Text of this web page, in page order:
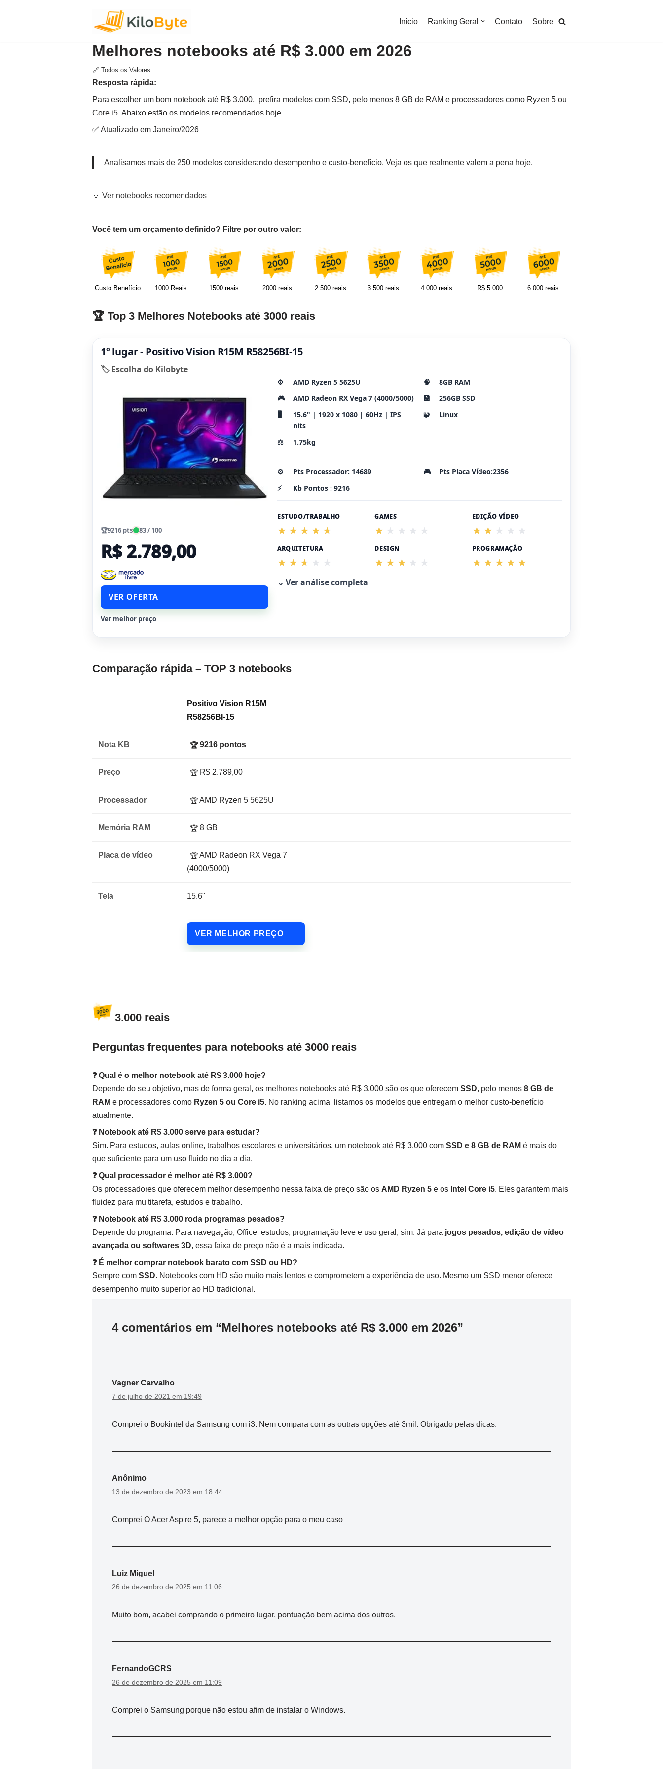
Início Ranking Geral Contato Sobre
Melhores notebooks até R$ 3.000 em 2026
🔗 Todos os Valores
Resposta rápida:
Para escolher um bom notebook até R$ 3.000, prefira modelos com SSD, pelo menos 8 GB de RAM e processadores como Ryzen 5 ou
Core i5. Abaixo estão os modelos recomendados hoje.
✅ Atualizado em Janeiro/2026
Analisamos mais de 250 modelos considerando desempenho e custo-benefício. Veja os que realmente valem a pena hoje.
🔽 Ver notebooks recomendados
Você tem um orçamento definido? Filtre por outro valor:
Custo Benefício 1000 Reais 1500 reais 2000 reais 2.500 reais 3.500 reais 4.000 reais R$ 5.000 6.000 reais
🏆 Top 3 Melhores Notebooks até 3000 reais
1º lugar - Positivo Vision R15M R58256BI-15
🏷️ Escolha do Kilobyte
🏆9216 pts 83 / 100
R$ 2.789,00
VER OFERTA
Ver melhor preço
⚙️ AMD Ryzen 5 5625U 🧠
8GB RAM
🎮
AMD Radeon RX Vega 7 (4000/5000) 💾
256GB SSD
🖥️
15.6" | 1920 x 1080 | 60Hz | IPS |
nits
🧩 Linux
⚖️ 1.75kg
⚙️ Pts Processador: 14689 🎮
Pts Placa Vídeo:2356
⚡
Kb Pontos : 9216
ESTUDO/TRABALHO GAMES EDIÇÃO VÍDEO
ARQUITETURA DESIGN PROGRAMAÇÃO
⌄ Ver análise completa
Comparação rápida – TOP 3 notebooks
Positivo Vision R15M
R58256BI-15
Nota KB 🏆9216 pontos
Preço 🏆 R$ 2.789,00
Processador 🏆AMD Ryzen 5 5625U
Memória RAM 🏆 8 GB
Placa de vídeo 🏆AMD Radeon RX Vega 7
(4000/5000)
Tela 15.6"
VER MELHOR PREÇO
3.000 reais
Perguntas frequentes para notebooks até 3000 reais
❓ Qual é o melhor notebook até R$ 3.000 hoje?
Depende do seu objetivo, mas de forma geral, os melhores notebooks até R$ 3.000 são os que oferecem SSD, pelo menos 8 GB de
RAM e processadores como Ryzen 5 ou Core i5. No ranking acima, listamos os modelos que entregam o melhor custo-benefício
atualmente.
❓ Notebook até R$ 3.000 serve para estudar?
Sim. Para estudos, aulas online, trabalhos escolares e universitários, um notebook até R$ 3.000 com SSD e 8 GB de RAM é mais do
que suficiente para um uso fluido no dia a dia.
❓ Qual processador é melhor até R$ 3.000?
Os processadores que oferecem melhor desempenho nessa faixa de preço são os AMD Ryzen 5 e os Intel Core i5. Eles garantem mais
fluidez para multitarefa, estudos e trabalho.
❓ Notebook até R$ 3.000 roda programas pesados?
Depende do programa. Para navegação, Office, estudos, programação leve e uso geral, sim. Já para jogos pesados, edição de vídeo
avançada ou softwares 3D, essa faixa de preço não é a mais indicada.
❓ É melhor comprar notebook barato com SSD ou HD?
Sempre com SSD. Notebooks com HD são muito mais lentos e comprometem a experiência de uso. Mesmo um SSD menor oferece
desempenho muito superior ao HD tradicional.
4 comentários em “Melhores notebooks até R$ 3.000 em 2026”
Vagner Carvalho
7 de julho de 2021 em 19:49
Comprei o Bookintel da Samsung com i3. Nem compara com as outras opções até 3mil. Obrigado pelas dicas.
Anônimo
13 de dezembro de 2023 em 18:44
Comprei O Acer Aspire 5, parece a melhor opção para o meu caso
Luiz Miguel
26 de dezembro de 2025 em 11:06
Muito bom, acabei comprando o primeiro lugar, pontuação bem acima dos outros.
FernandoGCRS
26 de dezembro de 2025 em 11:09
Comprei o Samsung porque não estou afim de instalar o Windows.